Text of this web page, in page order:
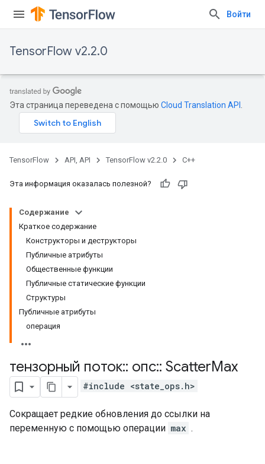
Войти
TensorFlow v2.2.0
Эта страница переведена с помощью Cloud Translation API
TensorFlow API, API TensorFlow v2.2.0 C++
Эта информация оказалась полезной?
Содержание
Краткое содержание
Конструкторы и деструкторы
Публичные атрибуты
Общественные функции
Публичные статические функции
Структуры
Публичные атрибуты
операция
тензорный поток:: опс:: ScatterMax
#include <state_ops.h>
Сокращает редкие обновления до ссылки на
переменную с помощью операции max .